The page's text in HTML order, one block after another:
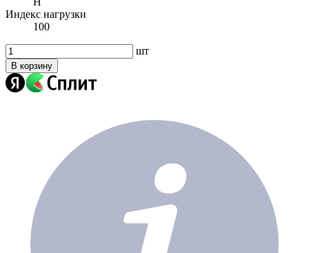
Индекс нагрузки
100
шт
В корзину